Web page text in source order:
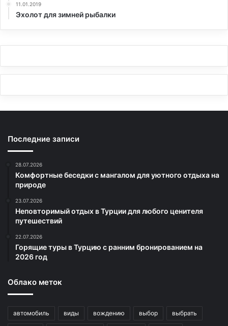
11.01.2019
Эхолот для зимней рыбалки
Последние записи
28.07.2026
Комфортные беседки с мангалом для уютного отдыха на
природе
23.07.2026
Неповторимый отдых в Турции для любого ценителя
путешествий
22.07.2026
Горящие туры в Турцию с ранним бронированием на
2026 год
Облако меток
автомобиль виды вождению выбор выбрать